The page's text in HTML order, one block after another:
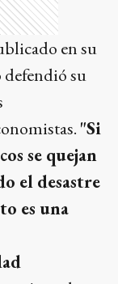
en su
su
"Si
se quejan
el desastre
es una